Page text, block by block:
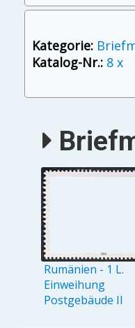
Kategorie:
Katalog-Nr.: 8 x
Rumänien - 1 L.
Einweihung
Postgebäude II